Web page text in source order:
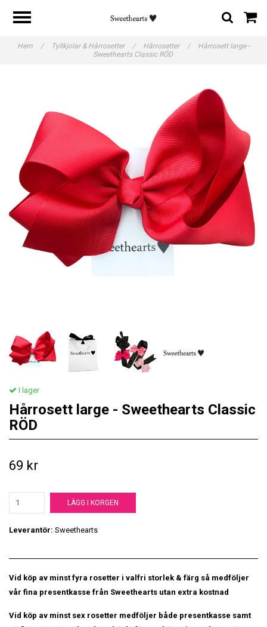
Hem / Tyllkjolar & Hårrosetter / Hårrosetter /
Hårrosett large -
Sweethearts Classic RÖD
I lager
Hårrosett large - Sweethearts Classic
RÖD
69 kr
LÄGG I KORGEN
Leverantör: Sweethearts
Vid köp av minst fyra rosetter i valfri storlek & färg så medföljer
vår fina presentkasse från Sweethearts utan extra kostnad
Vid köp av minst sex rosetter medföljer både presentkasse samt